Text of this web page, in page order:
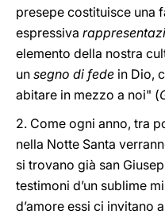
presepe costituisce una
espressiva
elemento della nostra
un segno di fede in Dio,
abitare in mezzo a noi" (
2. Come ogni anno, tra
nella Notte Santa
si trovano già san
testimoni d’un sublime
d’amore essi ci invitano